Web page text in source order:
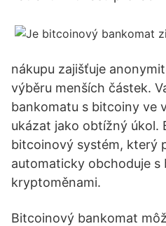
nákupu zajišťuje
výběru menších částek.
bankomatu s bitcoiny ve
ukázat jako obtížný úkol.
bitcoinový systém, který
automaticky obchoduje s
kryptoměnami.
Bitcoinový bankomat